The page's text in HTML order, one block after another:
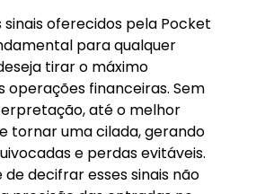
sinais oferecidos pela Pocket
para qualquer
tirar o máximo
operações financeiras. Sem
até o melhor
tornar uma cilada, gerando
e perdas evitáveis.
de decifrar esses sinais não